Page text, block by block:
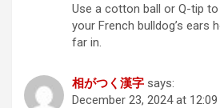
Use a cotton ball or Q-tip
your French bulldog’s ears
far in.
相がつく漢字 says:
December 23, 2024 at